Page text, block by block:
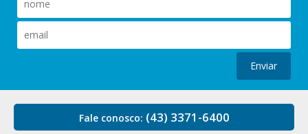
Enviar
Fale conosco: (43) 3371-6400